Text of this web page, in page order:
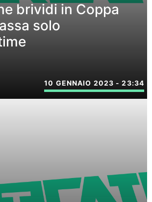
brividi in Coppa
solo
10 GENNAIO 2023 - 23:34